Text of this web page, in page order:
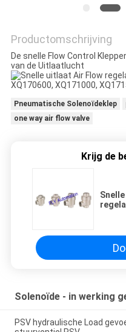
Productomschrijving
De snelle Flow Control
van de Uitlaatlucht
Pneumatische Solenoïdeklep
one way air flow valve
Krijg de
Solenoïde - in werking
PSV hydraulische Load